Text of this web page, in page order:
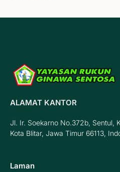
ALAMAT KANTOR
Jl. Ir. Soekarno No.372b, Sentul,
Kota Blitar, Jawa Timur 66113,
Laman